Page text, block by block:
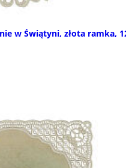
w Świątyni, złota ramka,